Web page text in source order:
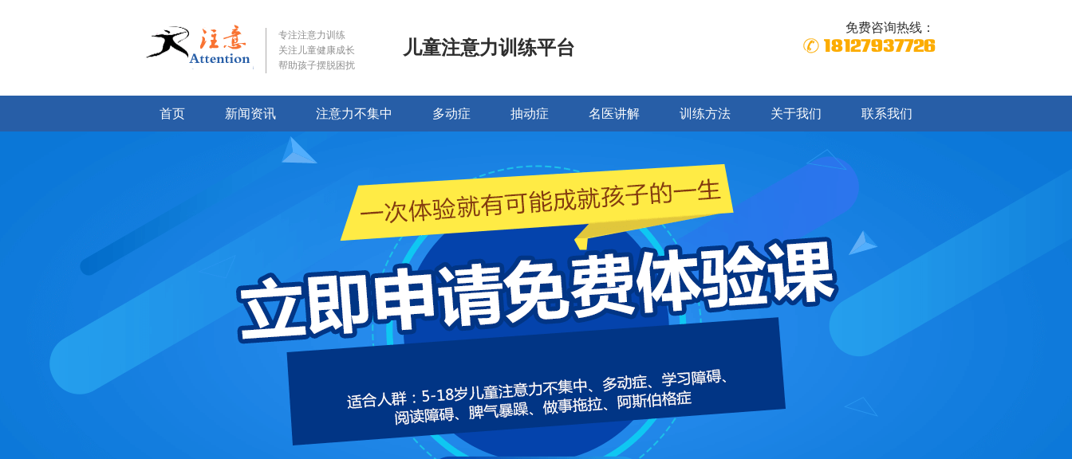
专注注意力训练
关注儿童健康成长
帮助孩子摆脱困扰
儿童注意力训练平台
免费咨询热线：
18127937726
首页 新闻资讯 注意力不集中 多动症 抽动症 名医讲解 训练方法 关于我们 联系我们